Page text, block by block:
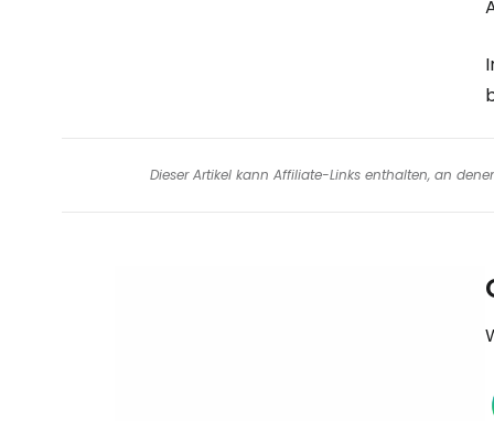
Dieser Artikel kann Affiliate-Links enthalten, an